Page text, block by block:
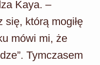
Kaya. –
się, którą mogiłę
mówi mi, że
Tymczasem